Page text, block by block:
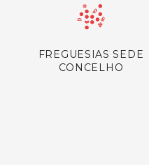
FREGUESIAS SEDE
CONCELHO